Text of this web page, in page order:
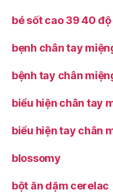
bé sốt cao 39 40 độ
bẹnh chân tay
bệnh tay chân
biểu hiện chân tay
biểu hiện tay chân
blossomy
bột ăn dặm cerelac